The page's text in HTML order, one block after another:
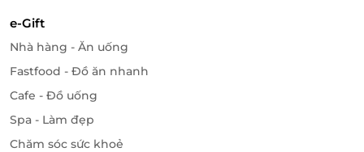
e-Gift
Nhà hàng - Ăn uống
Fastfood - Đồ ăn nhanh
Cafe - Đồ uống
Spa - Làm đẹp
Chăm sóc sức khoẻ